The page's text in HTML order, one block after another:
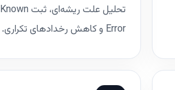
تحلیل علت ریشه‌ای، ثبت Known
Error و کاهش رخدادهای تکراری.